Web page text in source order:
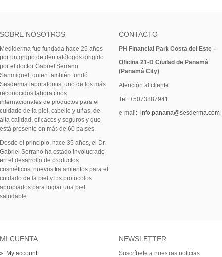
SOBRE NOSOTROS
Mediderma fue fundada hace 25 años
por un grupo de dermatólogos dirigido
por el doctor Gabriel Serrano
Sanmiguel, quien también fundó
Sesderma laboratorios, uno de los más
reconocidos laboratorios
internacionales de productos para el
cuidado de la piel, cabello y uñas, de
alta calidad, eficaces y seguros y que
está presente en más de 60 países.
Desde el principio, hace 35 años, el Dr.
Gabriel Serrano ha estado involucrado
en el desarrollo de productos
cosméticos, nuevos tratamientos para el
cuidado de la piel y los protocolos
apropiados para lograr una piel
saludable.
CONTACTO
PH Financial Park Costa del Este –
Oficina 21-D Ciudad de Panamá
(Panamá City)
Atención al cliente:
Tel: +5073887941
e-mail: info.panama@sesderma.com
MI CUENTA
» My account
NEWSLETTER
Suscríbete a nuestras noticias